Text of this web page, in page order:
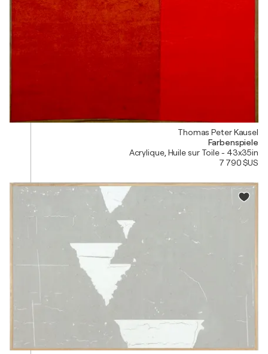
Thomas Peter Kausel
Farbenspiele
Acrylique, Huile sur Toile - 43x35in
7 790 $US